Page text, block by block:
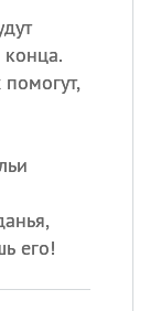
его!